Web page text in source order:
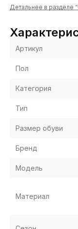
Детальнее в разделе
Артикул
Пол
Категория
Тип
Размер обуви
Бренд
Модель
Материал